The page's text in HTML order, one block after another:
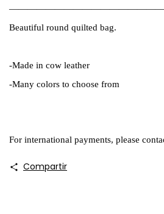
Beautiful round quilted bag.
-Made in cow leather
-Many colors to choose from
For international payments, please
Compartir